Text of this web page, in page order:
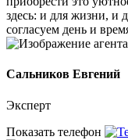
здесь: и для жизни, и
согласуем день и
Сальников Евгений
Эксперт
Показать телефон